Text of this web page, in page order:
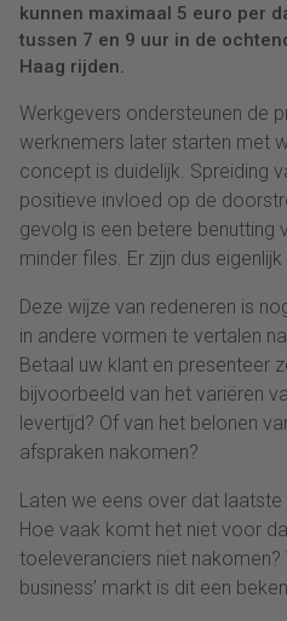
kunnen maximaal 5 euro per
tussen 7 en 9 uur in de
Haag rijden.
Werkgevers ondersteunen de
werknemers later starten met
concept is duidelijk. Spreiding
positieve invloed op de
gevolg is een betere benutting
minder files. Er zijn dus
Deze wijze van redeneren is
in andere vormen te vertalen
Betaal uw klant en presenteer
bijvoorbeeld van het variëren
levertijd? Of van het belonen
afspraken nakomen?
Laten we eens over dat
Hoe vaak komt het niet voor
toeleveranciers niet nakomen?
business’ markt is dit een